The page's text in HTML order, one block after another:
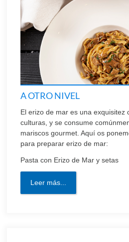
A OTRO NIVEL
El erizo de mar es una exquisitez
culturas, y se consume
mariscos gourmet. Aquí os
para preparar erizo de mar:
Pasta con Erizo de Mar y setas
Leer más...